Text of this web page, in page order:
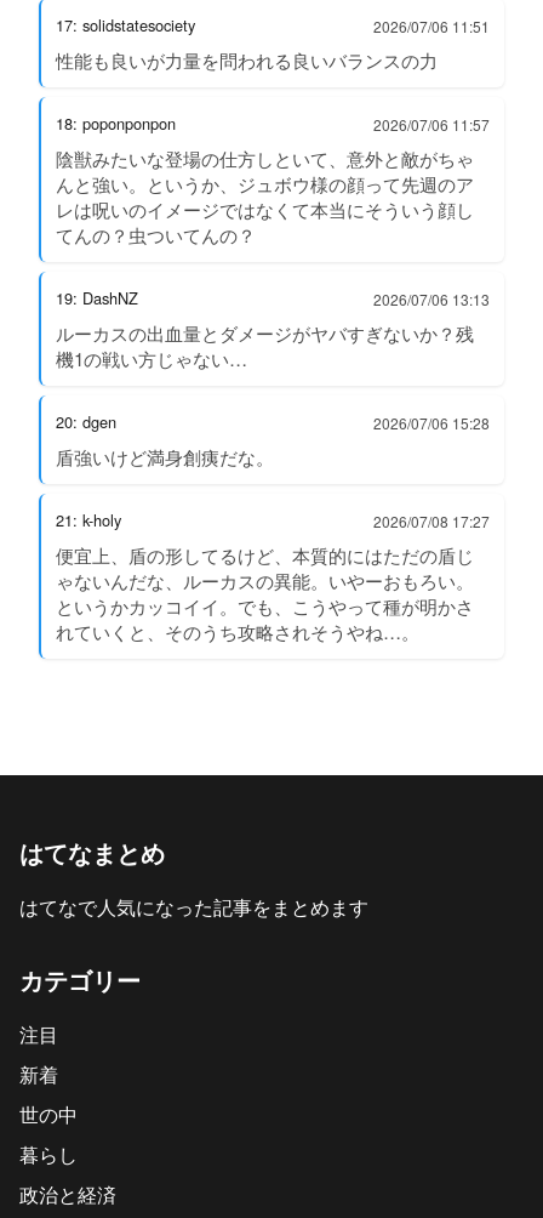
17: solidstatesociety 2026/07/06 11:51
性能も良いが力量を問われる良いバランスの力
18: poponponpon 2026/07/06 11:57
陰獣みたいな登場の仕方しといて、意外と敵がちゃ
んと強い。というか、ジュボウ様の顔って先週のア
レは呪いのイメージではなくて本当にそういう顔し
てんの？虫ついてんの？
19: DashNZ 2026/07/06 13:13
ルーカスの出血量とダメージがヤバすぎないか？残
機1の戦い方じゃない…
20: dgen 2026/07/06 15:28
盾強いけど満身創痍だな。
21: k-holy 2026/07/08 17:27
便宜上、盾の形してるけど、本質的にはただの盾じ
ゃないんだな、ルーカスの異能。いやーおもろい。
というかカッコイイ。でも、こうやって種が明かさ
れていくと、そのうち攻略されそうやね…。
はてなまとめ
はてなで人気になった記事をまとめます
カテゴリー
注目
新着
世の中
暮らし
政治と経済